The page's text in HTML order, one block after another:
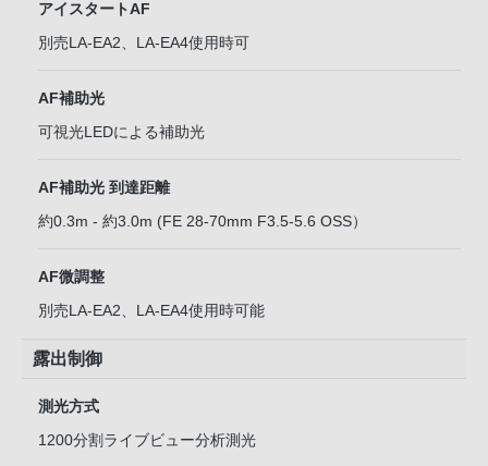
アイスタートAF
別売LA-EA2、LA-EA4使用時可
AF補助光
可視光LEDによる補助光
AF補助光 到達距離
約0.3m - 約3.0m (FE 28-70mm F3.5-5.6 OSS）
AF微調整
別売LA-EA2、LA-EA4使用時可能
露出制御
測光方式
1200分割ライブビュー分析測光